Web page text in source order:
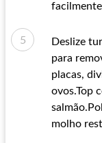
Deslize
para
placas,
ovos.Top
molho